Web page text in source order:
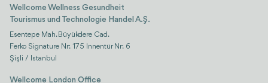
Wellcome Wellness Gesundheit
Tourismus und Technologie Handel A.Ş.
Esentepe Mah. Büyükdere Cad.
Ferko Signature Nr: 175 Innentür Nr: 6
Şişli / Istanbul
Wellcome London Office